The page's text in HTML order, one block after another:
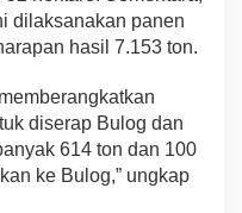
dilaksanakan panen
hasil 7.153 ton.
diserap Bulog dan
614 ton dan 100
ke Bulog,” ungkap